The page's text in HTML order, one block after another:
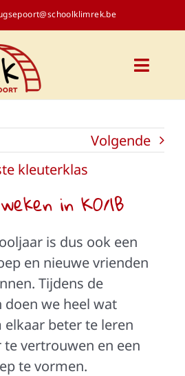
Toggle
Kalender
Contact
Klasblogs
Volgende
kleuterklas
in K0/1B
is dus ook een
en nieuwe vrienden
Tijdens de
doen we heel wat
beter te leren
te vertrouwen en een
te vormen.